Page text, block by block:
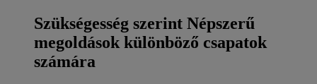
Szükségesség szerint Népszerű
megoldások különböző csapatok
számára